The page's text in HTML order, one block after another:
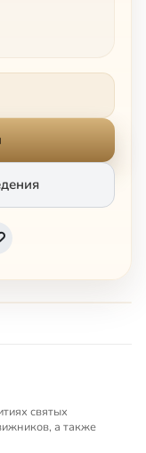
святых
а также